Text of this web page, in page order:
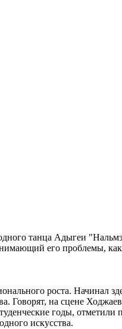
танца Адыгеи
его проблемы,
роста. Начинал
Говорят, на сцене
годы, отметили
искусства.